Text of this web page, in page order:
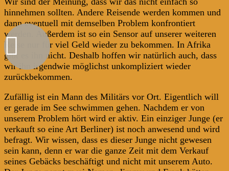
hinnehmen sollten. Andere Reisende werden kommen und
dann eventuell mit demselben Problem konfrontiert
werden. Außerdem ist so ein Sensor auf unserer weiteren
Reise nur für viel Geld wieder zu bekommen. In Afrika
gibt es ihn nicht. Deshalb hoffen wir natürlich auch, dass
wir ihn irgendwie möglichst unkompliziert wieder
zurückbekommen.
Zufällig ist ein Mann des Militärs vor Ort. Eigentlich will
er gerade im See schwimmen gehen. Nachdem er von
unserem Problem hört wird er aktiv. Ein einziger Junge (er
verkauft so eine Art Berliner) ist noch anwesend und wird
befragt. Wir wissen, dass es dieser Junge nicht gewesen
sein kann, denn er war die ganze Zeit mit dem Verkauf
seines Gebäcks beschäftigt und nicht mit unserem Auto.